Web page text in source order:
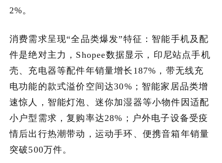
2%。
消费需求呈现“全品类爆发”特征：智能手机及配
件是绝对主力，Shopee数据显示，印尼站点手机
壳、充电器等配件年销量增长187%，带无线充
电功能的款式溢价空间达30%；智能家居品类增
速惊人，智能灯泡、迷你加湿器等小物件因适配
小户型需求，复购率达28%；户外电子设备受疫
情后出行热潮带动，运动手环、便携音箱年销量
突破500万件。